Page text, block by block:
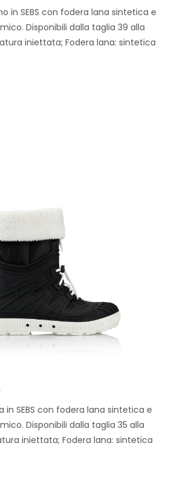
in SEBS con fodera lana sintetica e
Disponibili dalla taglia 39 alla
iniettata; Fodera lana: sintetica
in SEBS con fodera lana sintetica e
Disponibili dalla taglia 35 alla
iniettata; Fodera lana: sintetica